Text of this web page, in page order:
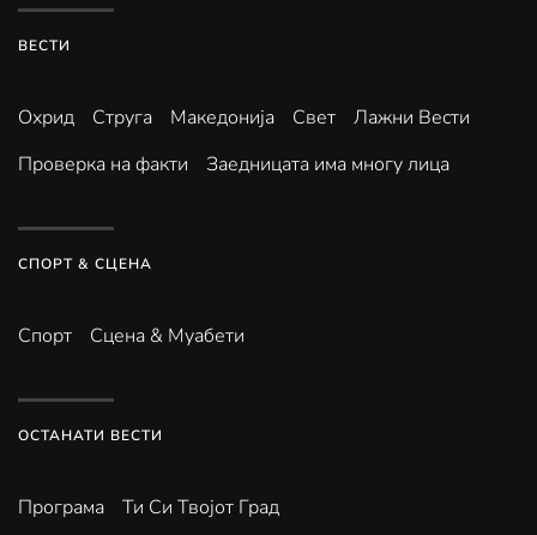
ВЕСТИ
Охрид Струга Македонија Свет
Лажни Вести
Проверка на факти
Заедницата има многу лица
СПОРТ & СЦЕНА
Спорт Сцена & Муабети
ОСТАНАТИ ВЕСТИ
Програма Ти Си Твојот Град